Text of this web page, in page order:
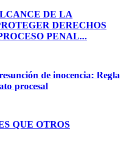
Telegram
DE LA
DERECHOS
PENAL...
de inocencia: Regla
procesal
QUE OTROS